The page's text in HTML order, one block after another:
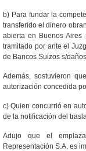
b) Para fundar la
transferido el dinero
abierta en Buenos
tramitado por ante el
de Bancos Suizos s/
Además, sostuvieron
autorización concedida
c) Quien concurrió en
de la notificación del
Adujo que el
Representación S.A. es